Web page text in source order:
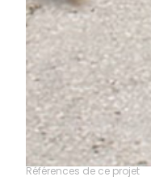
Références de ce projet